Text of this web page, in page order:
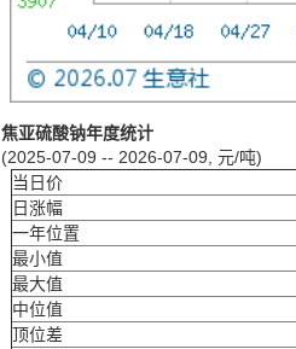
焦亚硫酸钠年度统计
(2025-07-09 -- 2026-07-09, 元/吨)
当日价
日涨幅
一年位置
最小值
最大值
中位值
顶位差